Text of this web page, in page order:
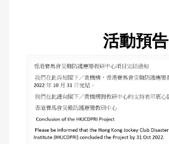
活動預告